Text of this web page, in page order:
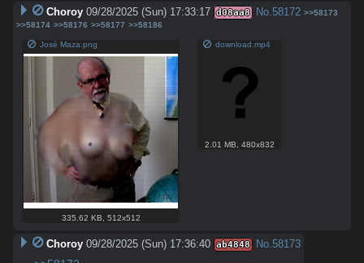
Choroy 09/28/2025 (Sun) 17:33:17 d08aa8 No.58172 >>58173
>>58174 >>58176 >>58177 >>58186
José Maza.png
335.62 KB, 512x512
download.mp4
2.01 MB, 480x832
Choroy 09/28/2025 (Sun) 17:36:40 ab4848 No. 58173